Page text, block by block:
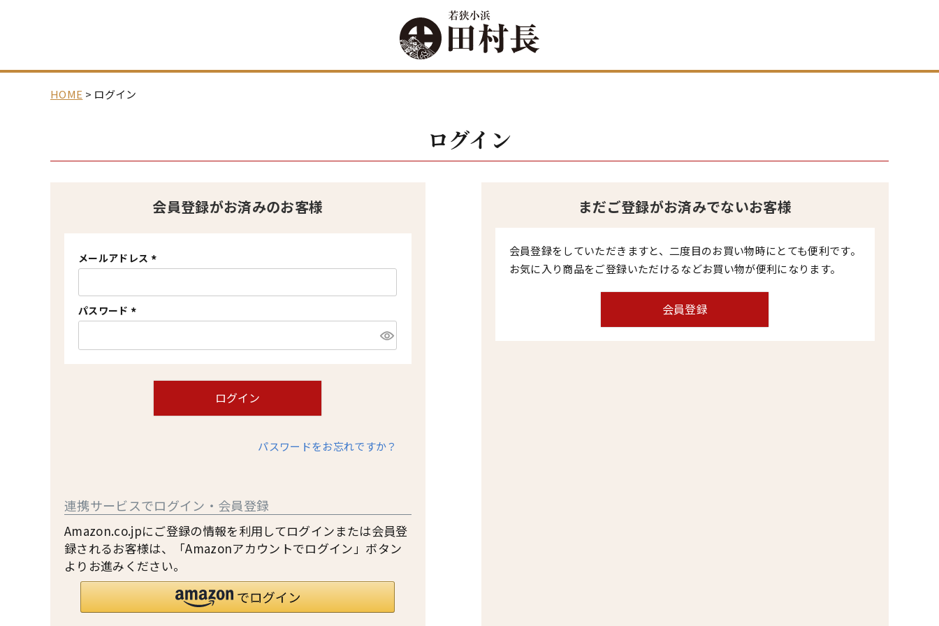
HOME ログイン
ログイン
会員登録がお済みのお客様
メールアドレス
(
須
パスワード
(
須
ログイン
パスワードをお忘れですか？
連携サービスでログイン・会員登録
Amazon.co.jpにご登録の情報を利用してログインまたは会員登
録されるお客様は、「Amazonアカウントでログイン」ボタン
よりお進みください。
まだご登録がお済みでないお客様
会員登録をしていただきますと、二度目のお買い物時にとても便利です。
お気に入り商品をご登録いただけるなどお買い物が便利になります。
会員登録